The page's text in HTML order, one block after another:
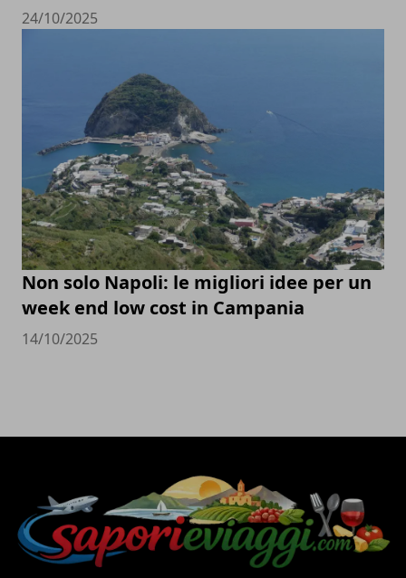
24/10/2025
Non solo Napoli: le migliori idee per un
week end low cost in Campania
14/10/2025